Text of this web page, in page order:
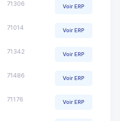
71306 Voir ERP
71014 Voir ERP
71342 Voir ERP
71486 Voir ERP
71176 Voir ERP